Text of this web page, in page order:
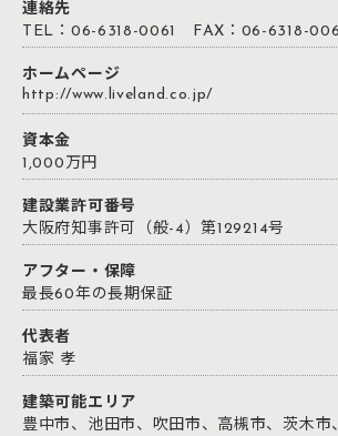
連絡先
TEL：06-6318-0061 FAX：06-6318-
ホームページ
http://www.liveland.co.jp/
資本金
1,000万円
建設業許可番号
大阪府知事許可（般-4）第129214号
アフター・保障
最長60年の長期保証
代表者
福家 孝
建築可能エリア
豊中市、池田市、吹田市、高槻市、茨木市